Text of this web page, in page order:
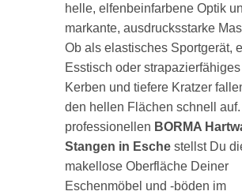
helle, elfenbeinfarbene Optik
markante, ausdrucksstarke
Ob als elastisches Sportgerät,
Esstisch oder
Kerben und tiefere Kratzer
den hellen Flächen schnell
professionellen BORMA
Stangen in Eschestellst Du
makellose Oberfläche Deiner
Eschenmöbel und -böden im